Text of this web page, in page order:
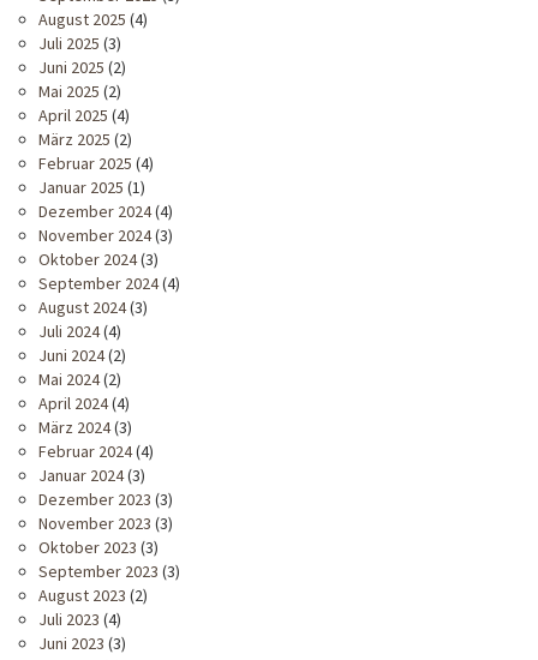
August 2025 (4)
Juli 2025 (3)
Juni 2025 (2)
Mai 2025 (2)
April 2025 (4)
März 2025 (2)
Februar 2025 (4)
Januar 2025 (1)
Dezember 2024(4)
November 2024(3)
Oktober 2024(3)
September 2024(4)
August 2024(3)
Juli 2024(4)
Juni 2024(2)
Mai 2024(2)
April 2024(4)
März 2024(3)
Februar 2024(4)
Januar 2024(3)
Dezember 2023 (3)
November 2023 (3)
Oktober 2023 (3)
September 2023 (3)
August 2023 (2)
Juli 2023 (4)
Juni 2023 (3)